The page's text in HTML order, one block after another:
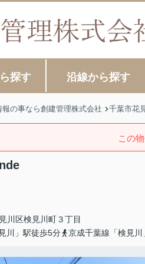
探す 沿線から探す
報の事なら創建管理株式会社 千葉市花
この
川区検見川町３丁目
川」駅徒歩5分
京成千葉線「検見